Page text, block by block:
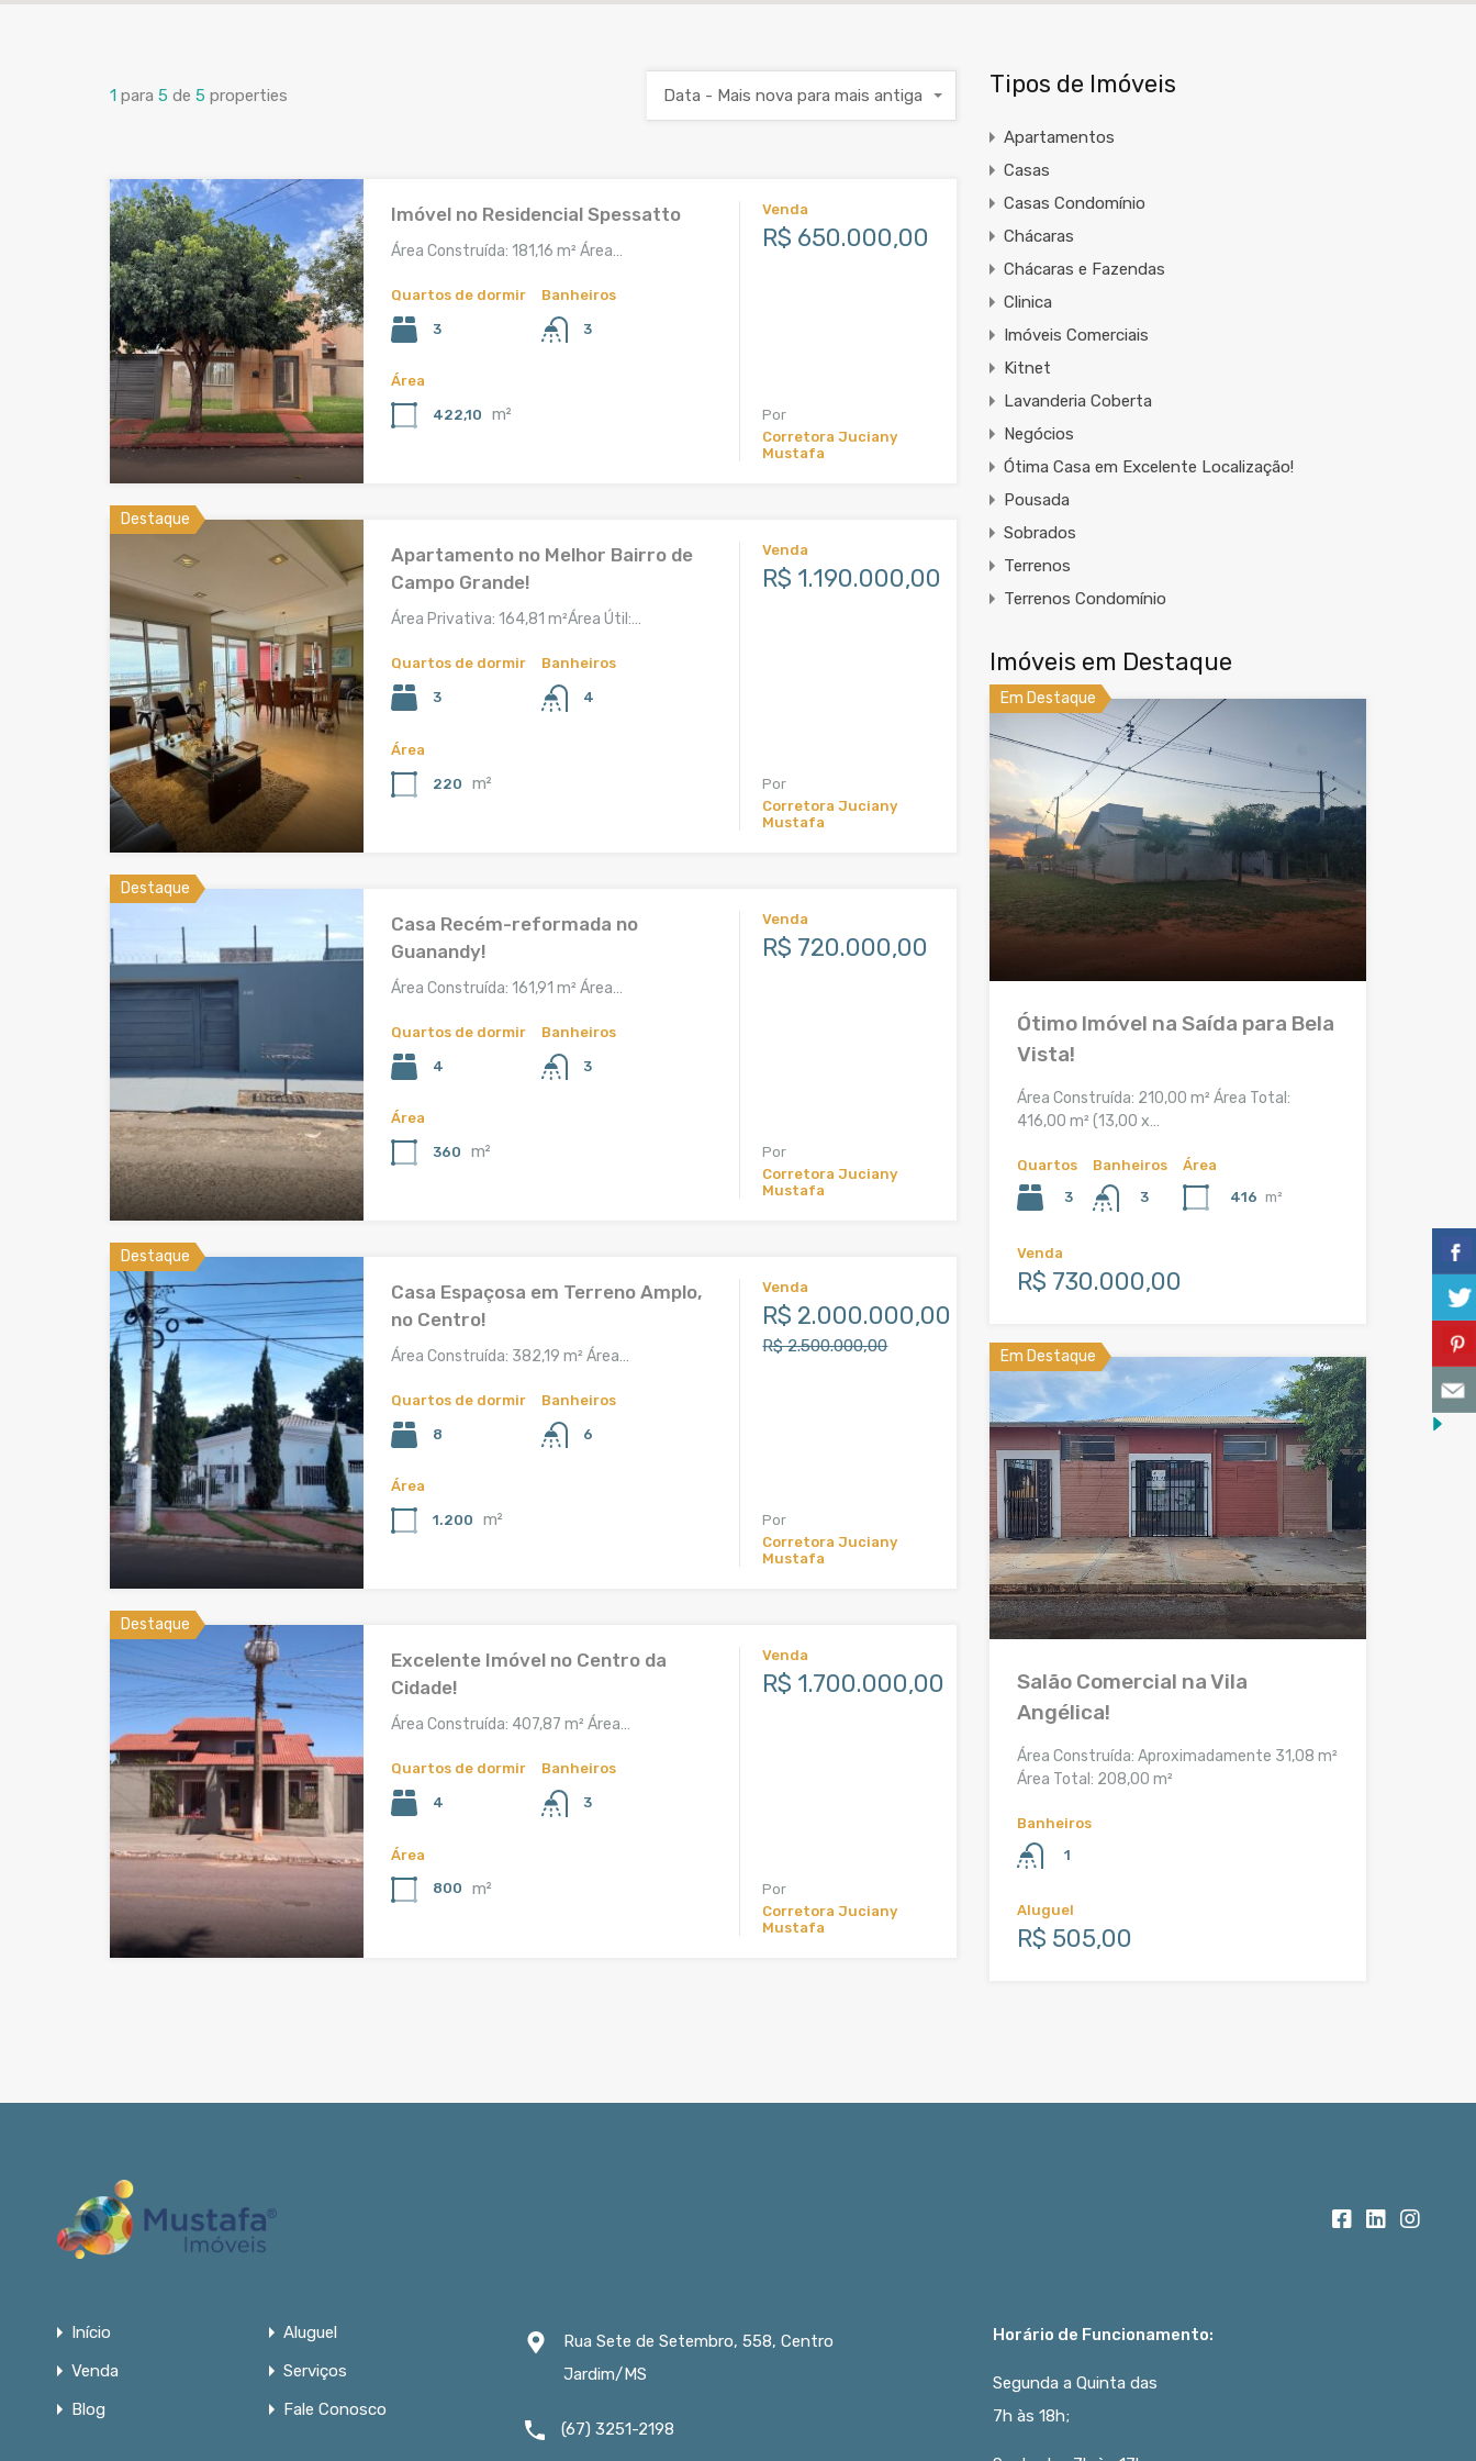
1 para 5 de 5 properties Data - Mais nova para mais antiga
Imóvel no Residencial Spessatto
Área Construída: 181,16 m² Área…
Quartos de dormir
3
Banheiros
3
Área
422,10 m²
Venda
R$ 650.000,00
Por
Corretora Juciany
Mustafa
Destaque
Apartamento no Melhor Bairro de
Campo Grande!
Área Privativa: 164,81 m²Área Útil:…
Quartos de dormir
3
Banheiros
4
Área
220 m²
Venda
R$ 1.190.000,00
Por
Corretora Juciany
Mustafa
Destaque
Casa Recém-reformada no
Guanandy!
Área Construída: 161,91 m² Área…
Quartos de dormir
4
Banheiros
3
Área
360 m²
Venda
R$ 720.000,00
Por
Corretora Juciany
Mustafa
Destaque
Casa Espaçosa em Terreno Amplo,
no Centro!
Área Construída: 382,19 m² Área…
Quartos de dormir
8
Banheiros
6
Área
1.200 m²
Venda
R$ 2.000.000,00
R$ 2.500.000,00
Por
Corretora Juciany
Mustafa
Destaque
Excelente Imóvel no Centro da
Cidade!
Área Construída: 407,87 m² Área…
Quartos de dormir
4
Banheiros
3
Área
800 m²
Venda
R$ 1.700.000,00
Por
Corretora Juciany
Mustafa
Tipos de Imóveis
Apartamentos
Casas
Casas Condomínio
Chácaras
Chácaras e Fazendas
Clinica
Imóveis Comerciais
Kitnet
Lavanderia Coberta
Negócios
Ótima Casa em Excelente Localização!
Pousada
Sobrados
Terrenos
Terrenos Condomínio
Imóveis em Destaque
Em Destaque
Ótimo Imóvel na Saída para Bela
Vista!
Área Construída: 210,00 m² Área Total:
416,00 m² (13,00 x…
Quartos
3
Banheiros
3
Área
416 m²
Venda
R$ 730.000,00
Em Destaque
Salão Comercial na Vila
Angélica!
Área Construída: Aproximadamente 31,08 m²
Área Total: 208,00 m²
Banheiros
1
Aluguel
R$ 505,00
Início
Aluguel
Venda
Serviços
Blog
Fale Conosco
Rua Sete de Setembro, 558, Centro
Jardim/MS
(67) 3251-2198
Horário de Funcionamento:
Segunda a Quinta das
7h às 18h;